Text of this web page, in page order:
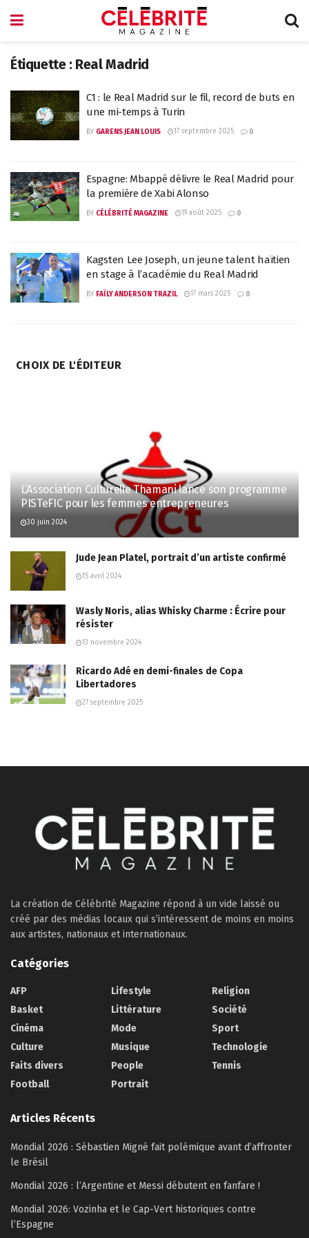
Étiquette : Real Madrid
C1 : le Real Madrid sur le fil, record de buts en
une mi-temps à Turin
BY GARENS JEAN LOUIS 17 septembre 2025 0
Espagne: Mbappé délivre le Real Madrid pour
la première de Xabi Alonso
BY CÉLÉBRITÉ MAGAZINE 19 août 2025 0
Kagsten Lee Joseph, un jeune talent haïtien
en stage à l’académie du Real Madrid
BY FAÏLY ANDERSON TRAZIL 17 mars 2025 0
CHOIX DE L'ÉDITEUR
L’Association Culturelle Thamani lance son programme
PISTeFIC pour les femmes entrepreneures
30 juin 2024
Jude Jean Platel, portrait d’un artiste confirmé
15 avril 2024
Wasly Noris, alias Whisky Charme : Écrire pour
résister
13 novembre 2024
Ricardo Adé en demi-finales de Copa
Libertadores
27 septembre 2025
La création de Célébrité Magazine répond à un vide laissé ou
créé par des médias locaux qui s’intéressent de moins en moins
aux artistes, nationaux et internationaux.
Catégories
AFP
Basket
Cinéma
Culture
Faits divers
Football
Lifestyle
Littérature
Mode
Musique
People
Portrait
Religion
Société
Sport
Technologie
Tennis
Articles Récents
Mondial 2026 : Sébastien Migné fait polémique avant d’affronter
le Brésil
Mondial 2026 : l’Argentine et Messi débutent en fanfare !
Mondial 2026: Vozinha et le Cap-Vert historiques contre
l’Espagne